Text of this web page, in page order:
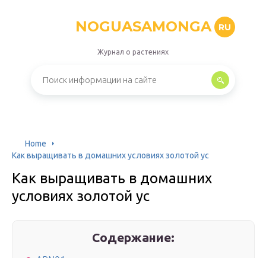
NOGUASAMONGA RU
Журнал о растениях
Home
Как выращивать в домашних условиях золотой ус
Как выращивать в домашних
условиях золотой ус
Содержание: